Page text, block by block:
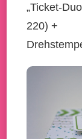
„Ticket-
220) +